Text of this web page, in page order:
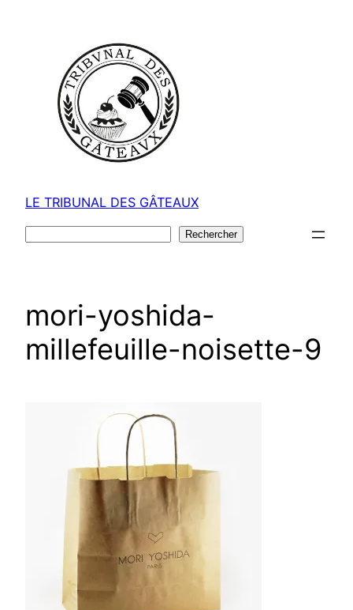
LE TRIBUNAL DES GÂTEAUX
Rechercher
mori-yoshida-
millefeuille-noisette-9